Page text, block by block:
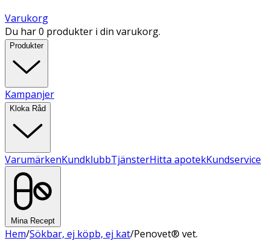
Varukorg
Du har 0 produkter i din varukorg.
Produkter
Kampanjer
Kloka Råd
VarumärkenKundklubbTjänsterHitta apotekKundservice
Mina Recept
Hem/Sökbar, ej köpb, ej kat/Penovet® vet.